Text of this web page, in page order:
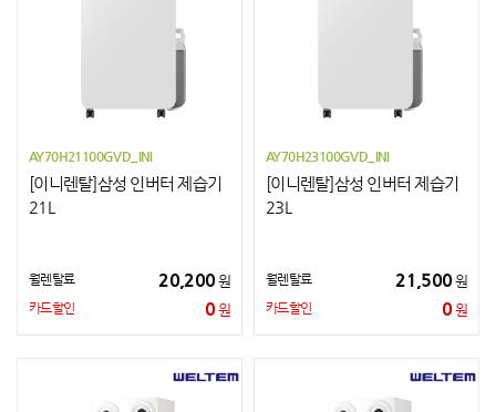
AY70H21100GVD_INI
[이니렌탈]삼성 인버터 제습기
21L
월렌탈료 20,200원
카드할인 0원
AY70H23100GVD_INI
[이니렌탈]삼성 인버터 제습기
23L
월렌탈료 21,500원
카드할인 0원